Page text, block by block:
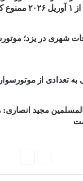
شهری در یزد؛
به تعدادی از
مجید انصاری: